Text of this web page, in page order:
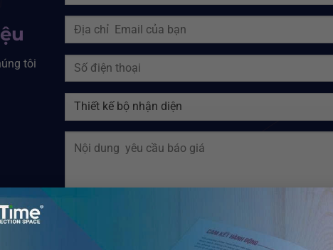
tôi
2 cộng một bằng?